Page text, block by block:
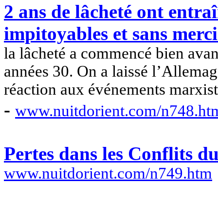
2 ans de lâcheté ont
impitoyables et sans
la lâcheté a commencé bien
années 30. On a laissé
réaction aux événements
- www.nuitdorient.com/
Pertes dans les Conflits
www.nuitdorient.com/n749.htm